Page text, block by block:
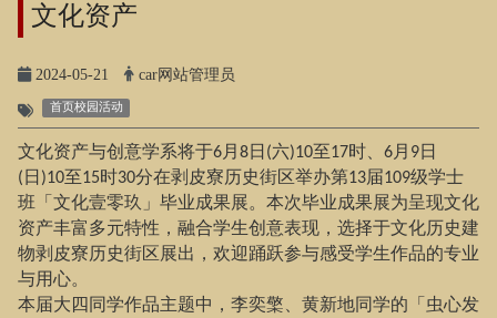
文化资产
2024-05-21 car网站管理员
首页校园活动
文化资产与创意学系将于6月 8日 (六)10至17时、 6月 9日
( 日 )10至15时30分在剥皮寮历史街区举办第13届109级学士
班「文化壹零玖」毕业成果展。本次毕业成果展为呈现文化
资产丰富多元特性，融合学生创意表现，选择于文化历史建
物剥皮寮历史街区展出，欢迎踊跃参与感受学生作品的专业
与用心。
本届大四同学作品主题中，李奕檠、黄新地同学的「虫心发